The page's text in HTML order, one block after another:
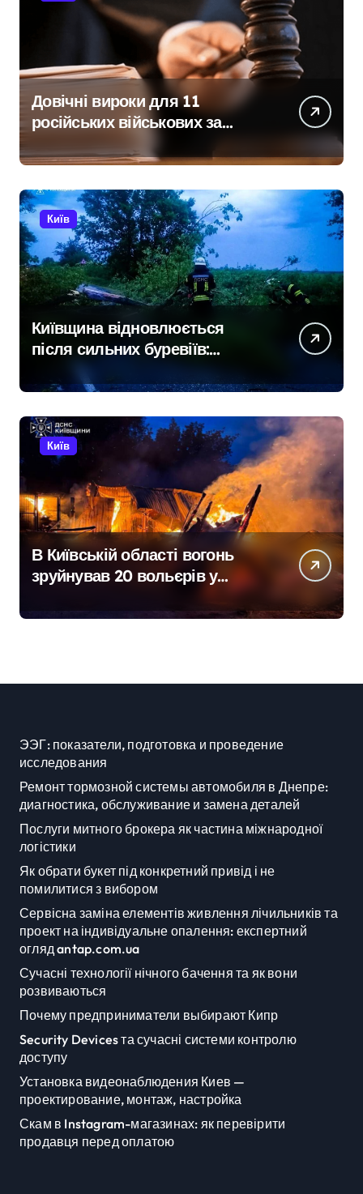
Довічні вироки для 11
російських військових за
Київщині
Київ
Київщина відновлюється
після сильних буревіїв:
пошкоджено 62 будинки,
понад 18 тисяч родин
залишились без електрики
Київ
В Київській області вогонь
зруйнував 20 вольєрів у
ЭЭГ: показатели, подготовка и проведение
исследования
Ремонт тормозной системы автомобиля в Днепре:
диагностика, обслуживание и замена деталей
Послуги митного брокера як частина міжнародної
логістики
Як обрати букет під конкретний привід і не
помилитися з вибором
Сервісна заміна елементів живлення лічильників та
проект на індивідуальне опалення: експертний
огляд antap.com.ua
Сучасні технології нічного бачення та як вони
розвиваються
Почему предприниматели выбирают Кипр
Security Devices та сучасні системи контролю
доступу
Установка видеонаблюдения Киев —
проектирование, монтаж, настройка
Скам в Instagram-магазинах: як перевірити
продавця перед оплатою